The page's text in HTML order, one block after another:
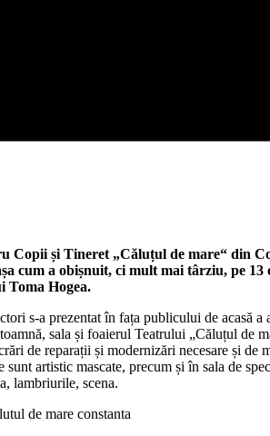
și Tineret „Căluțul de mare“ din
cum a obișnuit, ci mult mai târziu, pe
Toma Hogea.
s-a prezentat în fața publicului de
sala și foaierul Teatrului „Căluțul de
de reparații și modernizări necesare și
artistic mascate, precum și în sala de
lambriurile, scena.